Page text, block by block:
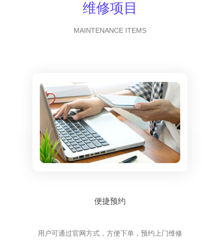
维修项目
MAINTENANCE ITEMS
便捷预约
用户可通过官网方式，方便下单，预约上门维修